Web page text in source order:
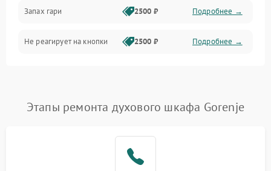
Запах гари 2500 ₽ Подробнее →
Не реагирует на кнопки 2500 ₽ Подробнее →
Этапы ремонта духового шкафа Gorenje